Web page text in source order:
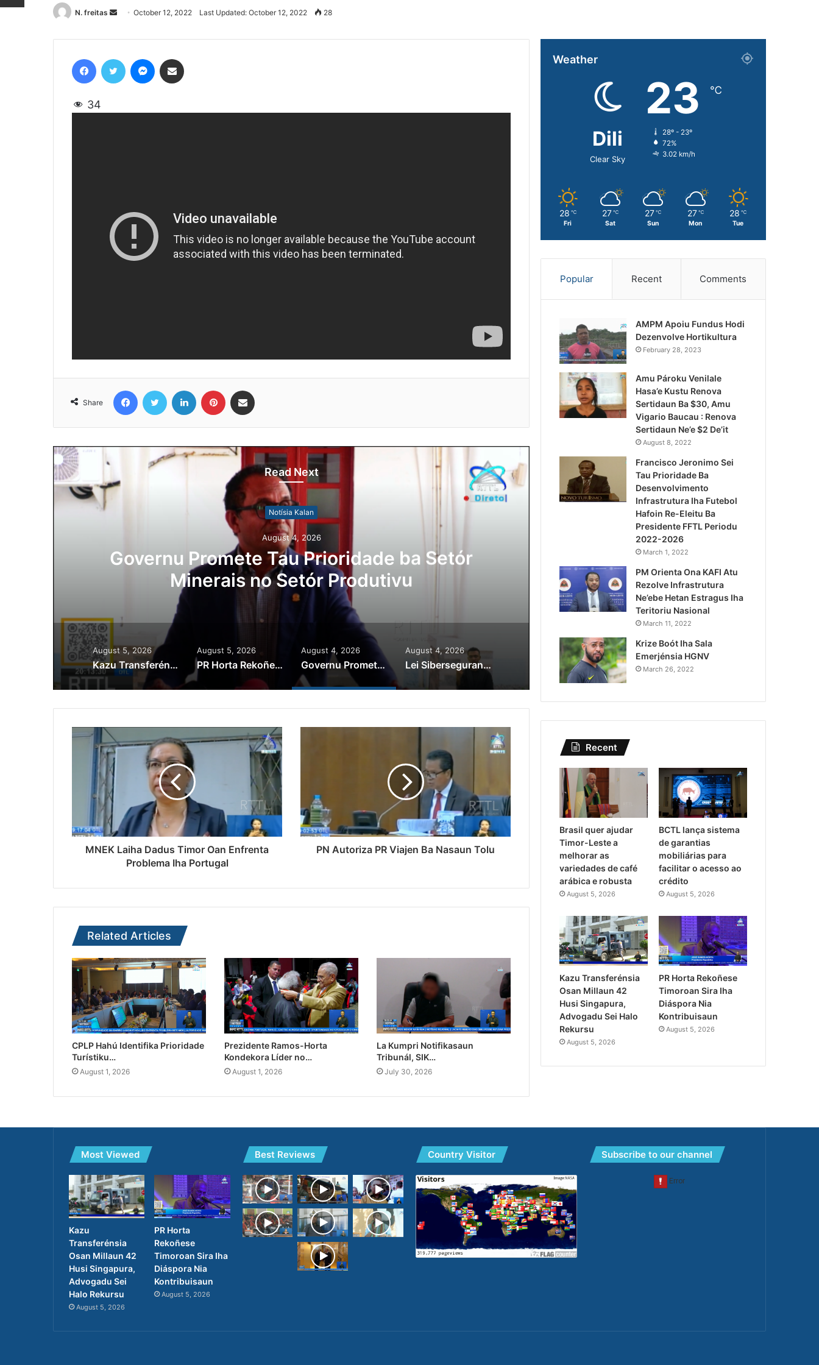
N. freitas
Send
email
October 12, 2022 Last Updated: October 12, 2022 28
34
Share
Read Next
Notísia Kalan
August 4, 2026
Lei Siberseguransa Ajuda Autoridade Polisiál
Kaptura Autór Kriminozu ho Paradeiru Iha
Estranjeiru
Kazu Transferénsia
Singapura, Advogadu
August 5, 2026
Kazu Transferénsia Osan Millaun 42 Husi Singapura, Advogadu Sei Halo Rekursu
August 5, 2026
PR Horta Rekoñese Timoroan Sira Iha Diáspora Nia Kontribuisaun
August 4, 2026
Governu Promete Tau Prioridade ba Setór Minerais no Setór Produtivu
August 4, 2026
Lei Siberseguransa Ajuda Autoridade Polisiál Kaptura Autór Kriminozu ho Paradeiru Iha Estranjeiru
MNEK Laiha Dadus Timor Oan Enfrenta
Problema Iha Portugal
PN Autoriza PR Viajen Ba Nasaun Tolu
Related Articles
CPLP Hahú Identifika Prioridade
Turístiku…
August 1, 2026
Prezidente Ramos-Horta
Kondekora Líder no…
August 1, 2026
La Kumpri Notifikasaun
Tribunál, SIK…
July 30, 2026
Weather
Dili
Clear Sky
23 ℃
28º - 23º
72%
3.02 km/h
28 ℃
Fri
27 ℃
Sat
27 ℃
Sun
27 ℃
Mon
28 ℃
Tue
Popular Recent Comments
AMPM Apoiu Fundus Hodi
Dezenvolve Hortikultura
February 28, 2023
Amu Pároku Venilale
Hasa’e Kustu Renova
Sertidaun Ba $30, Amu
Vigario Baucau : Renova
Sertidaun Ne’e $2 De’it
August 8, 2022
Francisco Jeronimo Sei
Tau Prioridade Ba
Desenvolvimento
Infrastrutura Iha Futebol
Hafoin Re-Eleitu Ba
Presidente FFTL Periodu
2022-2026
March 1, 2022
PM Orienta Ona KAFI Atu
Rezolve Infrastrutura
Ne’ebe Hetan Estragus Iha
Teritoriu Nasional
March 11, 2022
Krize Boót Iha Sala
Emerjénsia HGNV
March 26, 2022
Recent
Brasil quer ajudar
Timor-Leste a
melhorar as
variedades de café
arábica e robusta
August 5, 2026
BCTL lança sistema
de garantias
mobiliárias para
facilitar o acesso ao
crédito
August 5, 2026
Kazu Transferénsia
Osan Millaun 42
Husi Singapura,
Advogadu Sei Halo
Rekursu
August 5, 2026
PR Horta Rekoñese
Timoroan Sira Iha
Diáspora Nia
Kontribuisaun
August 5, 2026
Most Viewed
Kazu
Transferénsia
Osan Millaun 42
Husi Singapura,
Advogadu Sei
Halo Rekursu
August 5, 2026
PR Horta
Rekoñese
Timoroan Sira Iha
Diáspora Nia
Kontribuisaun
August 5, 2026
Best Reviews Country Visitor Subscribe to our channel